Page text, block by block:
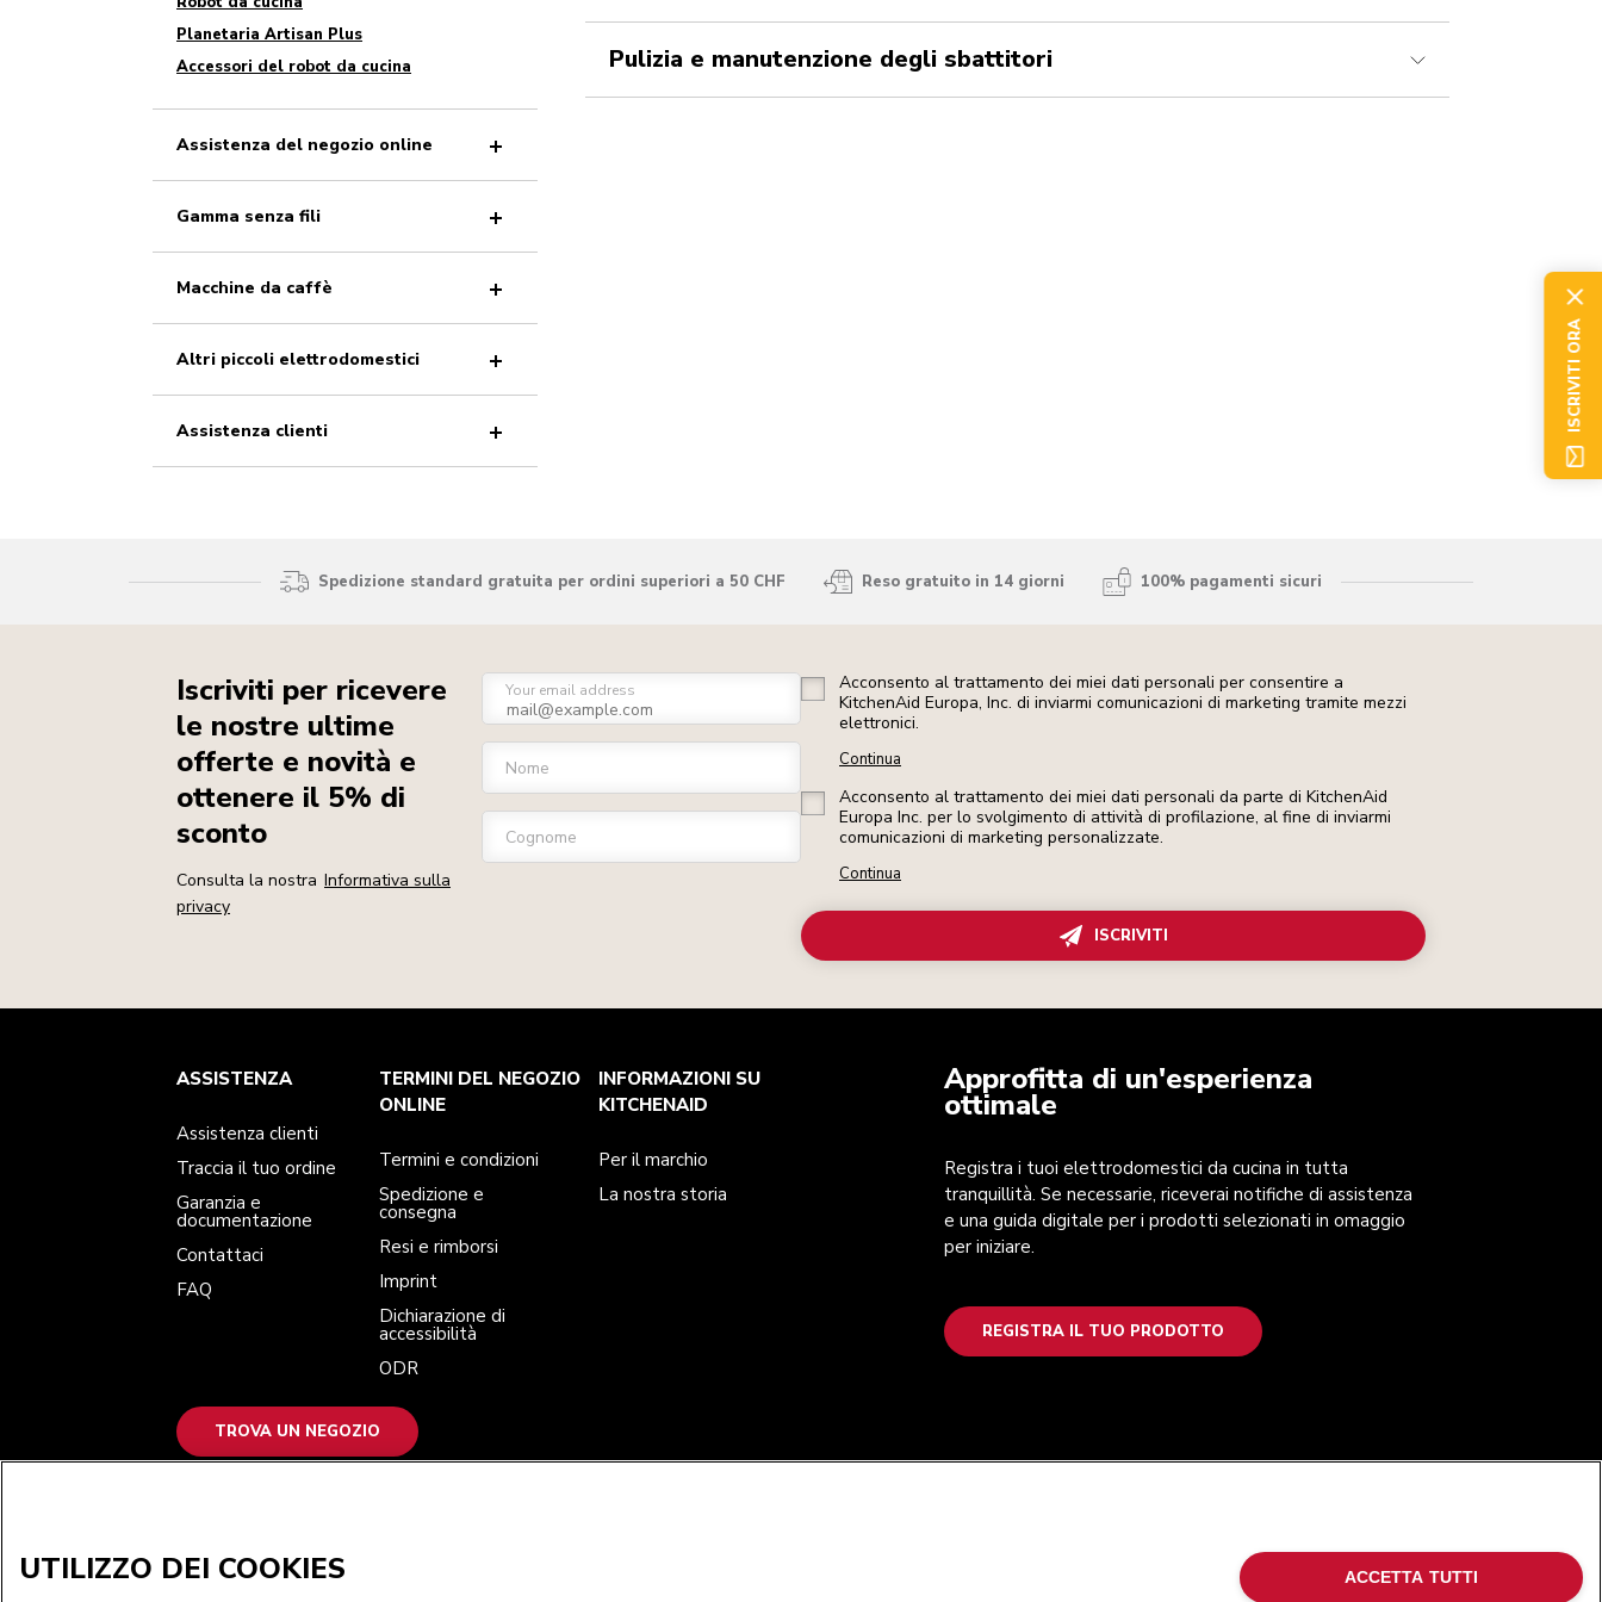
Pulizia e manutenzione degli sbattitori
Planetaria Artisan Plus
Accessori del robot da cucina
Assistenza del negozio online
Gamma senza fili
Macchine da caffè
Altri piccoli elettrodomestici
Assistenza clienti
Spedizione standard gratuita per ordini superiori a 50 CHF Reso gratuito in 14 giorni 100% pagamenti sicuri
Iscriviti per ricevere
le nostre ultime
offerte e novità e
ottenere il 5% di
sconto
Consulta la nostra Informativa sulla
privacy
Your email address
Nome
Cognome
Acconsento al trattamento dei miei dati personali per consentire a
KitchenAid Europa, Inc. di inviarmi comunicazioni di marketing tramite mezzi
elettronici.
Continua
Acconsento al trattamento dei miei dati personali da parte di KitchenAid
Europa Inc. per lo svolgimento di attività di profilazione, al fine di inviarmi
comunicazioni di marketing personalizzate.
Continua
ISCRIVITI
Approfitta di un'esperienza
ottimale
Registra i tuoi elettrodomestici da cucina in tutta
tranquillità. Se necessarie, riceverai notifiche di assistenza
e una guida digitale per i prodotti selezionati in omaggio
per iniziare.
REGISTRA IL TUO PRODOTTO
Assistenza clienti
Traccia il tuo ordine
FAQ
Termini e condizioni
Spedizione e consegna
Dichiarazione di accessibilità
Per il marchio
La nostra storia
Trova un negozio
ASSISTENZA
Assistenza clienti
Traccia il tuo ordine
Garanzia e
documentazione
Contattaci
FAQ
TERMINI DEL NEGOZIO
ONLINE
Termini e condizioni
Spedizione e
consegna
Resi e rimborsi
Imprint
Dichiarazione di
accessibilità
ODR
INFORMAZIONI SU
KITCHENAID
Per il marchio
La nostra storia
TROVA UN NEGOZIO
ISCRIVITI ORA
UTILIZZO DEI COOKIES ACCETTA TUTTI